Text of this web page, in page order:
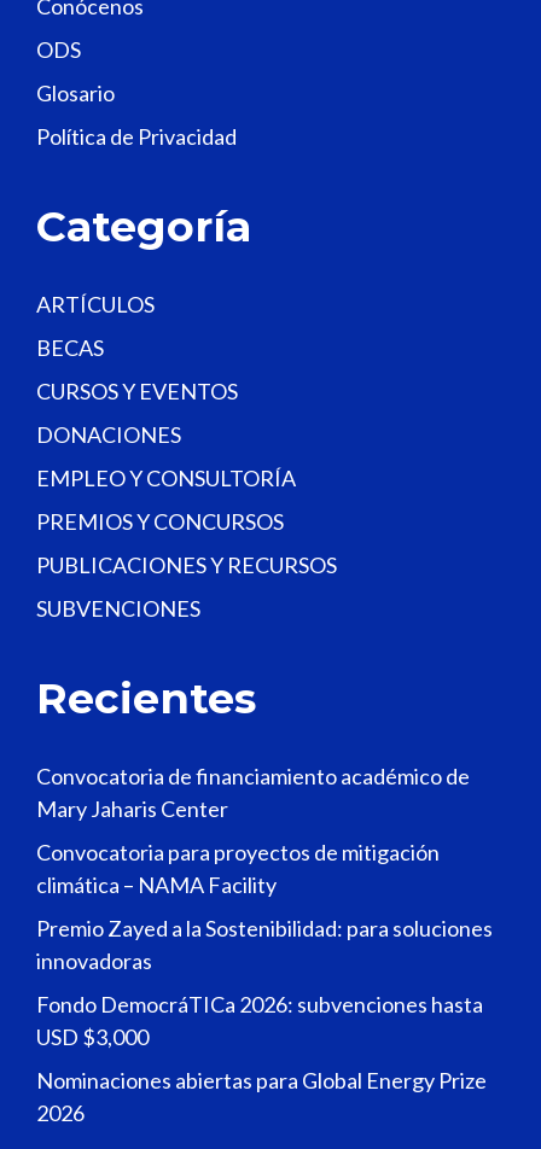
i
e
d
b
n
.
Conócenos
ODS
Glosario
Política de Privacidad
Categoría
ARTÍCULOS
BECAS
CURSOS Y EVENTOS
DONACIONES
EMPLEO Y CONSULTORÍA
PREMIOS Y CONCURSOS
PUBLICACIONES Y RECURSOS
SUBVENCIONES
Recientes
Convocatoria de financiamiento académico de
Mary Jaharis Center
Convocatoria para proyectos de mitigación
climática – NAMA Facility
Premio Zayed a la Sostenibilidad: para soluciones
innovadoras
Fondo DemocráTICa 2026: subvenciones hasta
USD $3,000
Nominaciones abiertas para Global Energy Prize
2026